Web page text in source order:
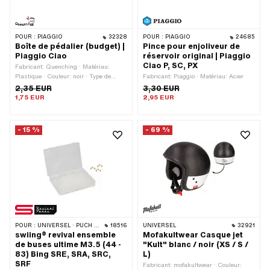
POUR : PIAGGIO 32328
Boîte de pédalier (budget) |
Piaggio Ciao
Fabricant: Quenching · Matériau:
Plastique · Couleur: noir · Type de
palier: Palier lisse · Longueur totale:
15.6 mm · Ø collerette: 25.5 mm · Ø
2,35 EUR
1,75 EUR
POUR : PIAGGIO 24685
Pince pour enjoliveur de
réservoir original | Piaggio
Ciao P, SC, PX
Fabricant: Piaggio · Matériau: Acier
3,30 EUR
2,95 EUR
- 15 %
POUR : UNIVERSEL · PUCH · SACHS 18516
swiing® revival ensemble
de buses ultime M3.5 (44 -
83) Bing SRE, SRA, SRC,
SRF
- 69 %
UNIVERSEL 32921
Mofakultwear Casque jet
"Kult" blanc / noir (XS / S /
L)
Fabricant: mofakultwear · Couleur: